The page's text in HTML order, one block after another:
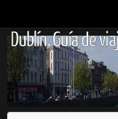
contenido
Dublín. Guía de